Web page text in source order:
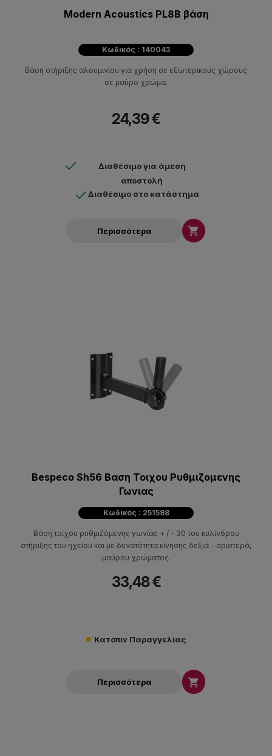
Modern Acoustics PL8B βάση
Κωδικός : 140043
Βάση στήριξης αλουμινίου για χρήση σε εξωτερικούς χώρους
σε μαύρο χρώμα.
24,39 €
Διαθέσιμο για άμεση
αποστολή
Διαθέσιμο στο κατάστημα
Περισσότερα 
Bespeco Sh56 Βαση Τοιχου Ρυθμιζομενης
Γωνιας
Κωδικός : 251598
Βάση τοίχου ρυθμιζόμενης γωνίας + / - 30 του κυλίνδρου
στήριξης του ηχείου και με δυνατότητα κίνησης δεξιά - αριστερά,
μαύρου χρώματος.
33,48 €
Κατόπιν Παραγγελίας
Περισσότερα 